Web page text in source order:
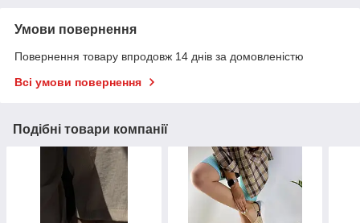
Умови повернення
Повернення товару впродовж 14 днів за домовленістю
Всі умови повернення
Подібні товари компанії